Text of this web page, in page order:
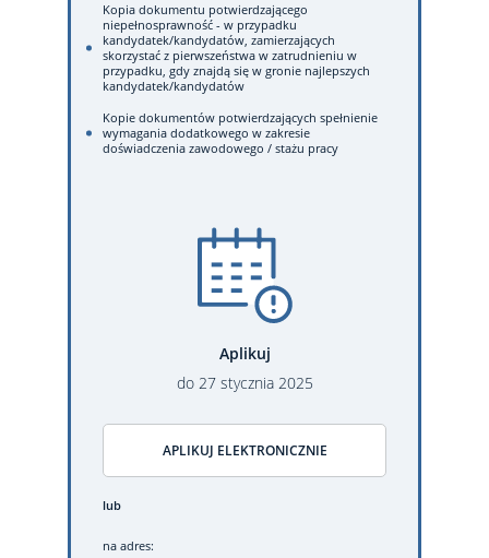
Kopia dokumentu potwierdzającego
niepełnosprawność - w przypadku
kandydatek/kandydatów, zamierzających
skorzystać z pierwszeństwa w zatrudnieniu w
przypadku, gdy znajdą się w gronie najlepszych
kandydatek/kandydatów
Kopie dokumentów potwierdzających spełnienie
wymagania dodatkowego w zakresie
doświadczenia zawodowego / stażu pracy
Aplikuj
do 27 stycznia 2025
APLIKUJ ELEKTRONICZNIE
lub
na adres: